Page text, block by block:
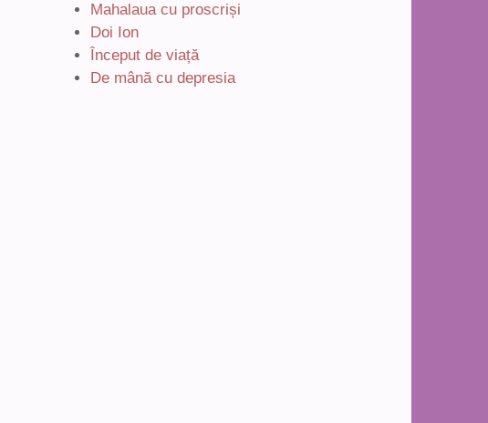
Mahalaua cu proscriși
Doi Ion
Început de viață
De mână cu depresia